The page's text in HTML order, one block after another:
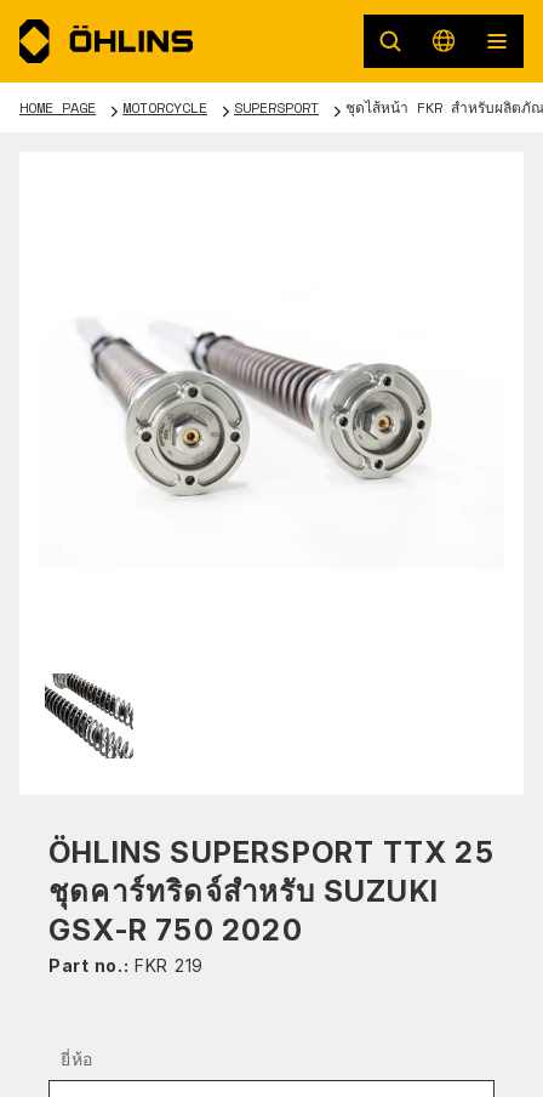
HOME PAGE MOTORCYCLE SUPERSPORT ชุดไส้หน้า FKR สำหรับผลิตภัณ
ÖHLINS SUPERSPORT TTX 25
ชุดคาร์ทริดจ์สำหรับ SUZUKI
GSX-R 750 2020
Part no.: FKR 219
ยี่ห้อ